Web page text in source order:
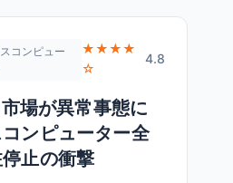
コンピュー
★★★★
☆
4.8
場が異常事態に
ンピューター全
止の衝撃